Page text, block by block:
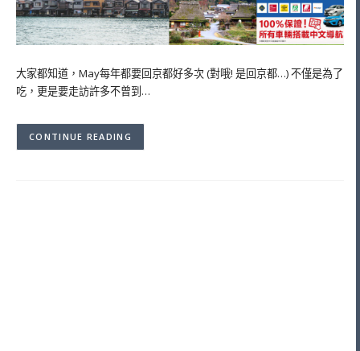
大家都知道，May每年都要回京都好多次 (對哦! 是回京都…) 不僅是為了
吃，更是要走訪許多不曾到…
CONTINUE READING